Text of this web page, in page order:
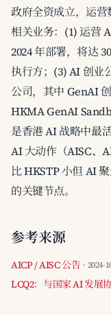
政府全资成立，运
相关业务：(1) 运营
2024 年部署，将达
执行方；(3) AI 创业
公司，其中 GenAI
HKMA GenAI
是香港 AI 战略中最
AI 大动作（AISC、
比 HKSTP 小但 AI
的关键节点。
参考来源
AICP / AISC 公告 · 2024-
LCQ2：与国家 AI 发展